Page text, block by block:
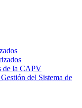
de la CAPV
del Sistema de